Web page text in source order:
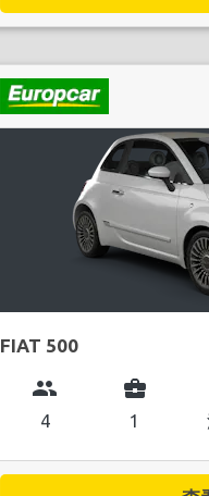
FIAT 500
group
4
business_center
1